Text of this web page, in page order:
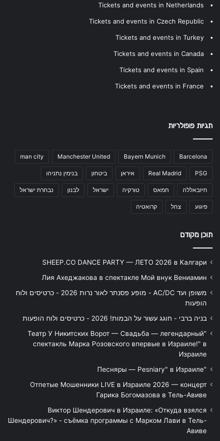
Tickets and events in Netherlands
Tickets and events in Czech Republic
Tickets and events in Turkey
Tickets and events in Canada
Tickets and events in Spain
Tickets and events in France
תגיות פופולריות
Barcelona
Bayern Munich
Manchester United
man city
PSG
Real Madrid איראן ביטחון בנימין נתניהו
חיזבאללה חמאס טורקיה ישראל לבנון נבחרת ישראל
פיגוע צהל קרואטיה
תוכן מקודם
SHEEP.CO DANCE PARTY — ЛЕТО 2026 в Калгари
Лия Ахеджакова в спектакле Мой внук Вениамин
משופן ועד AC/DC - מופע פסנתר לאור נרות 2026 - כרטיסים ולוח
הופעות
בניה ברבי - חוגג עשור על הבמות! 2026 - כרטיסים ולוח הופעות
"Театр У Никитских Ворот — Свадьба — легендарный
спектакль Марка Розовского впервые в Израиле!" в
Израиле
"Песняры — Pesniary" в Израиле
Отпетые Мошенники LIVE в Израиле 2026 — концерт
Гарика Богомазова в Тель-Авиве
Виктор Шендерович в Израиле: «Откуда взялся
Шендерович?» - съёмка программы с Марком Лави в Тель-
Авиве